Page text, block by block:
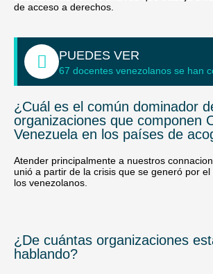
de acceso a derechos.
PUEDES VER
67 docentes venezolanos se han
¿Cuál es el común dominador
organizaciones que componen
Venezuela en los países de
Atender principalmente a nuestros
unió a partir de la crisis que se generó por
los venezolanos.
¿De cuántas organizaciones
hablando?